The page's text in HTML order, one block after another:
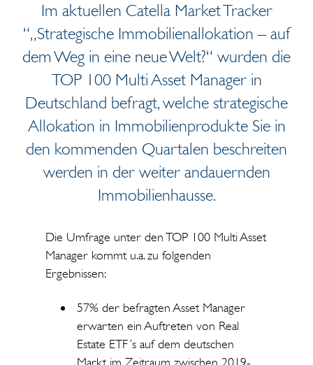
Im aktuellen Catella Market Tracker
“„Strategische Immobilienallokation – auf
dem Weg in eine neue Welt?“ wurden die
TOP 100 Multi Asset Manager in
Deutschland befragt, welche strategische
Allokation in Immobilienprodukte Sie in
den kommenden Quartalen beschreiten
werden in der weiter andauernden
Immobilienhausse.
Die Umfrage unter den TOP 100 Multi Asset
Manager kommt u.a. zu folgenden
Ergebnissen:
57% der befragten Asset Manager
erwarten ein Auftreten von Real
Estate ETF´s auf dem deutschen